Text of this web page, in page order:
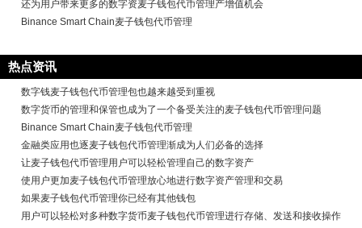
还为用户带来更多的数字资麦子钱包代币管理产增值机会
Binance Smart Chain麦子钱包代币管理
热点资讯
数字钱麦子钱包代币管理包也越来越受到重视
数字货币的管理和保管也成为了一个备受关注的麦子钱包代币管理问题
Binance Smart Chain麦子钱包代币管理
金融类应用也逐麦子钱包代币管理渐成为人们必备的选择
让麦子钱包代币管理用户可以轻松管理自己的数字资产
使用户更加麦子钱包代币管理放心地进行数字资产管理和交易
如果麦子钱包代币管理你已经有其他钱包
用户可以轻松对多种数字货币麦子钱包代币管理进行存储、发送和接收操作